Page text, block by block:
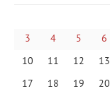
3
4 5 6
10
11 12 13
17
18 19 20